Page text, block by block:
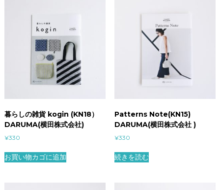
暮らしの雑貨 kogin (KN18）
DARUMA(横田株式会社)
¥330
お買い物カゴに追加
Patterns Note(KN15)
DARUMA(横田株式会社 )
¥330
続きを読む